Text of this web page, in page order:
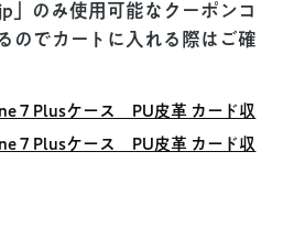
のみ使用可能なクーポンコ
のでカートに入れる際はご確
7 Plusケース PU皮革 カード収
7 Plusケース PU皮革 カード収